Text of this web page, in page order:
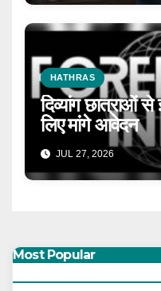
HATHRAS
दिव्यांग छात्राओं
लिए मांगे आवेदन
JUL 27, 2026
Most Popular